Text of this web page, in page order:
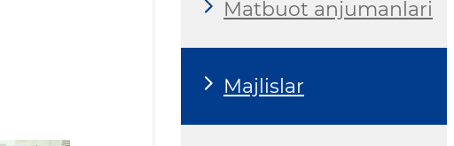
Matbuot anjumanlari
Majlislar